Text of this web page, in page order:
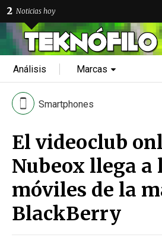
2 Noticias hoy
Análisis Marcas
Smartphones
El videoclub
Nubeox llega a
móviles de la
BlackBerry